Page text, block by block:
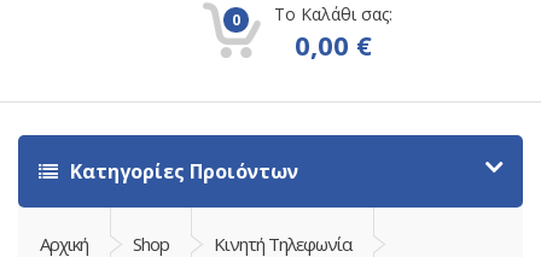
0 Το Καλάθι σας:
0,00 €
Κατηγορίες Προιόντων
Αρχική Shop Κινητή Τηλεφωνία